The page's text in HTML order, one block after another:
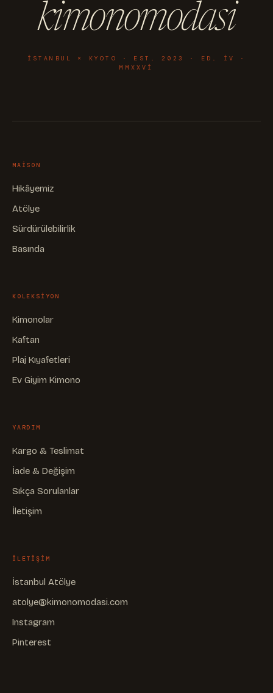
kimonomodasi
ISTANBUL × KYOTO · EST. 2023 · ED. IV ·
MMXXVI
MAISON
Hikâyemiz
Atölye
Sürdürülebilirlik
Basında
KOLEKSIYON
Kimonolar
Kaftan
Plaj Kıyafetleri
Ev Giyim Kimono
YARDIM
Kargo & Teslimat
İade & Değişim
Sıkça Sorulanlar
İletişim
ILETIŞIM
İstanbul Atölye
atolye@kimonomodasi.com
Instagram
Pinterest